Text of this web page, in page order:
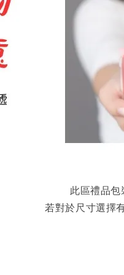
此區禮品
若對於尺寸選擇